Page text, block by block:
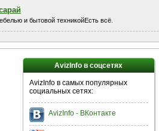
и бытовой техникойЕсть всё.
AvizInfo в соцсетях
AvizInfo в самых популярных
социальных сетях:
AvizInfo - ВКонтакте